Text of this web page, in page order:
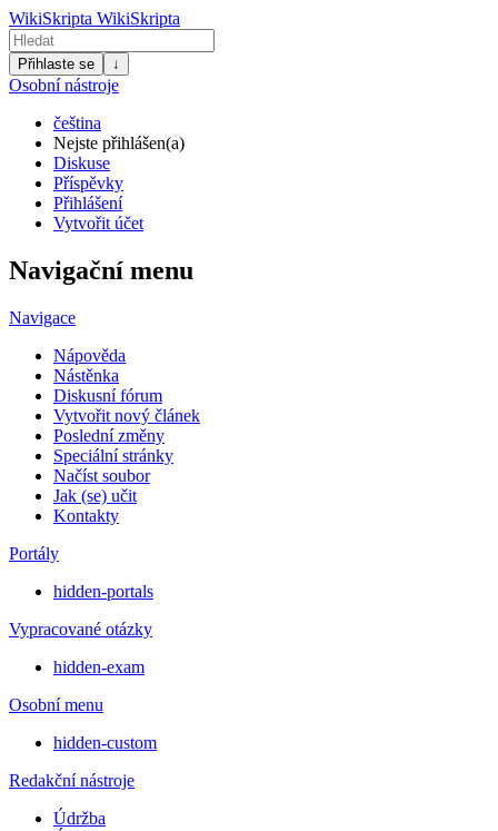
WikiSkripta WikiSkripta
Přihlaste se ↓
Osobní nástroje
čeština
Nejste přihlášen(a)
Diskuse
Příspěvky
Přihlášení
Vytvořit účet
Navigační menu
Navigace
Nápověda
Nástěnka
Diskusní fórum
Vytvořit nový článek
Poslední změny
Speciální stránky
Načíst soubor
Jak (se) učit
Kontakty
Portály
hidden-portals
Vypracované otázky
hidden-exam
Osobní menu
hidden-custom
Redakční nástroje
Údržba